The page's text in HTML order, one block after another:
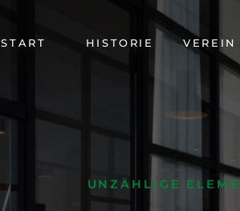
START HISTORIE VEREIN
UNZÄHLIGE